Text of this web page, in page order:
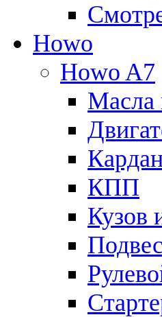
Howo
Howo A7
Масла
КПП
Кузов